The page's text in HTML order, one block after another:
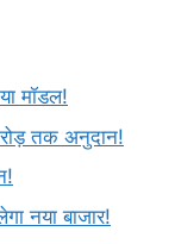
मॉडल!
तक अनुदान!
नया बाजार!